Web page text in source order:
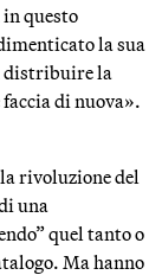
questo
la sua
distribuire la
faccia di nuova».
rivoluzione del
una
quel tanto o
Ma hanno